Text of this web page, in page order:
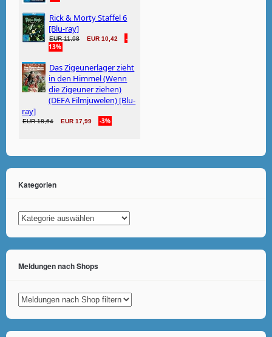
Kategorien
Kategorien
Meldungen nach Shops